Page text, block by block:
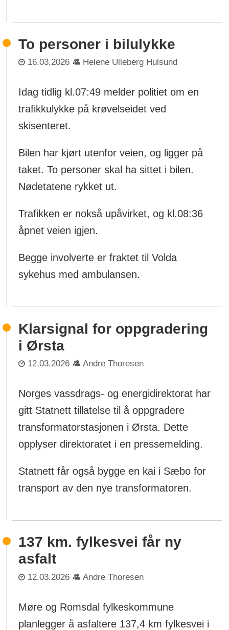
To personer i bilulykke
16.03.2026 Helene Ulleberg Hulsund
Idag tidlig kl.07:49 melder politiet om en
trafikkulykke på krøvelseidet ved
skisenteret.
Bilen har kjørt utenfor veien, og ligger på
taket. To personer skal ha sittet i bilen.
Nødetatene rykket ut.
Trafikken er nokså upåvirket, og kl.08:36
åpnet veien igjen.
Begge involverte er fraktet til Volda
sykehus med ambulansen.
Klarsignal for oppgradering
i Ørsta
12.03.2026 Andre Thoresen
Norges vassdrags- og energidirektorat har
gitt Statnett tillatelse til å oppgradere
transformatorstasjonen i Ørsta. Dette
opplyser direktoratet i en pressemelding.
Statnett får også bygge en kai i Sæbo for
transport av den nye transformatoren.
137 km. fylkesvei får ny
asfalt
12.03.2026 Andre Thoresen
Møre og Romsdal fylkeskommune
planlegger å asfaltere 137,4 km fylkesvei i